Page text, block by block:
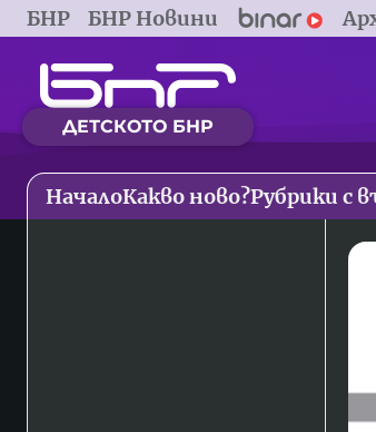
БНР БНР Новини
ДЕТСКОТО БНР
НачалоКакво ново?Рубрики с